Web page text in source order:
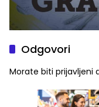
Odgovori
Morate biti prijavljeni